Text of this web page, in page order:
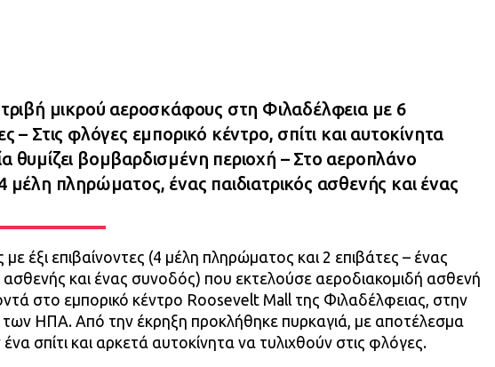
μικρού αεροσκάφους στη Φιλαδέλφεια με 6
– Στις φλόγες εμπορικό κέντρο, σπίτι και αυτοκίνητα
θυμίζει βομβαρδισμένη περιοχή – Στο αεροπλάνο
μέλη πληρώματος, ένας παιδιατρικός ασθενής και ένας
έξι επιβαίνοντες (4 μέλη πληρώματος και 2 επιβάτες – ένας
ασθενής και ένας συνοδός) που εκτελούσε αεροδιακομιδή ασθενή
στο εμπορικό κέντρο Roosevelt Mall της Φιλαδέλφειας, στην
των ΗΠΑ. Από την έκρηξη προκλήθηκε πυρκαγιά, με αποτέλεσμα
σπίτι και αρκετά αυτοκίνητα να τυλιχθούν στις φλόγες.